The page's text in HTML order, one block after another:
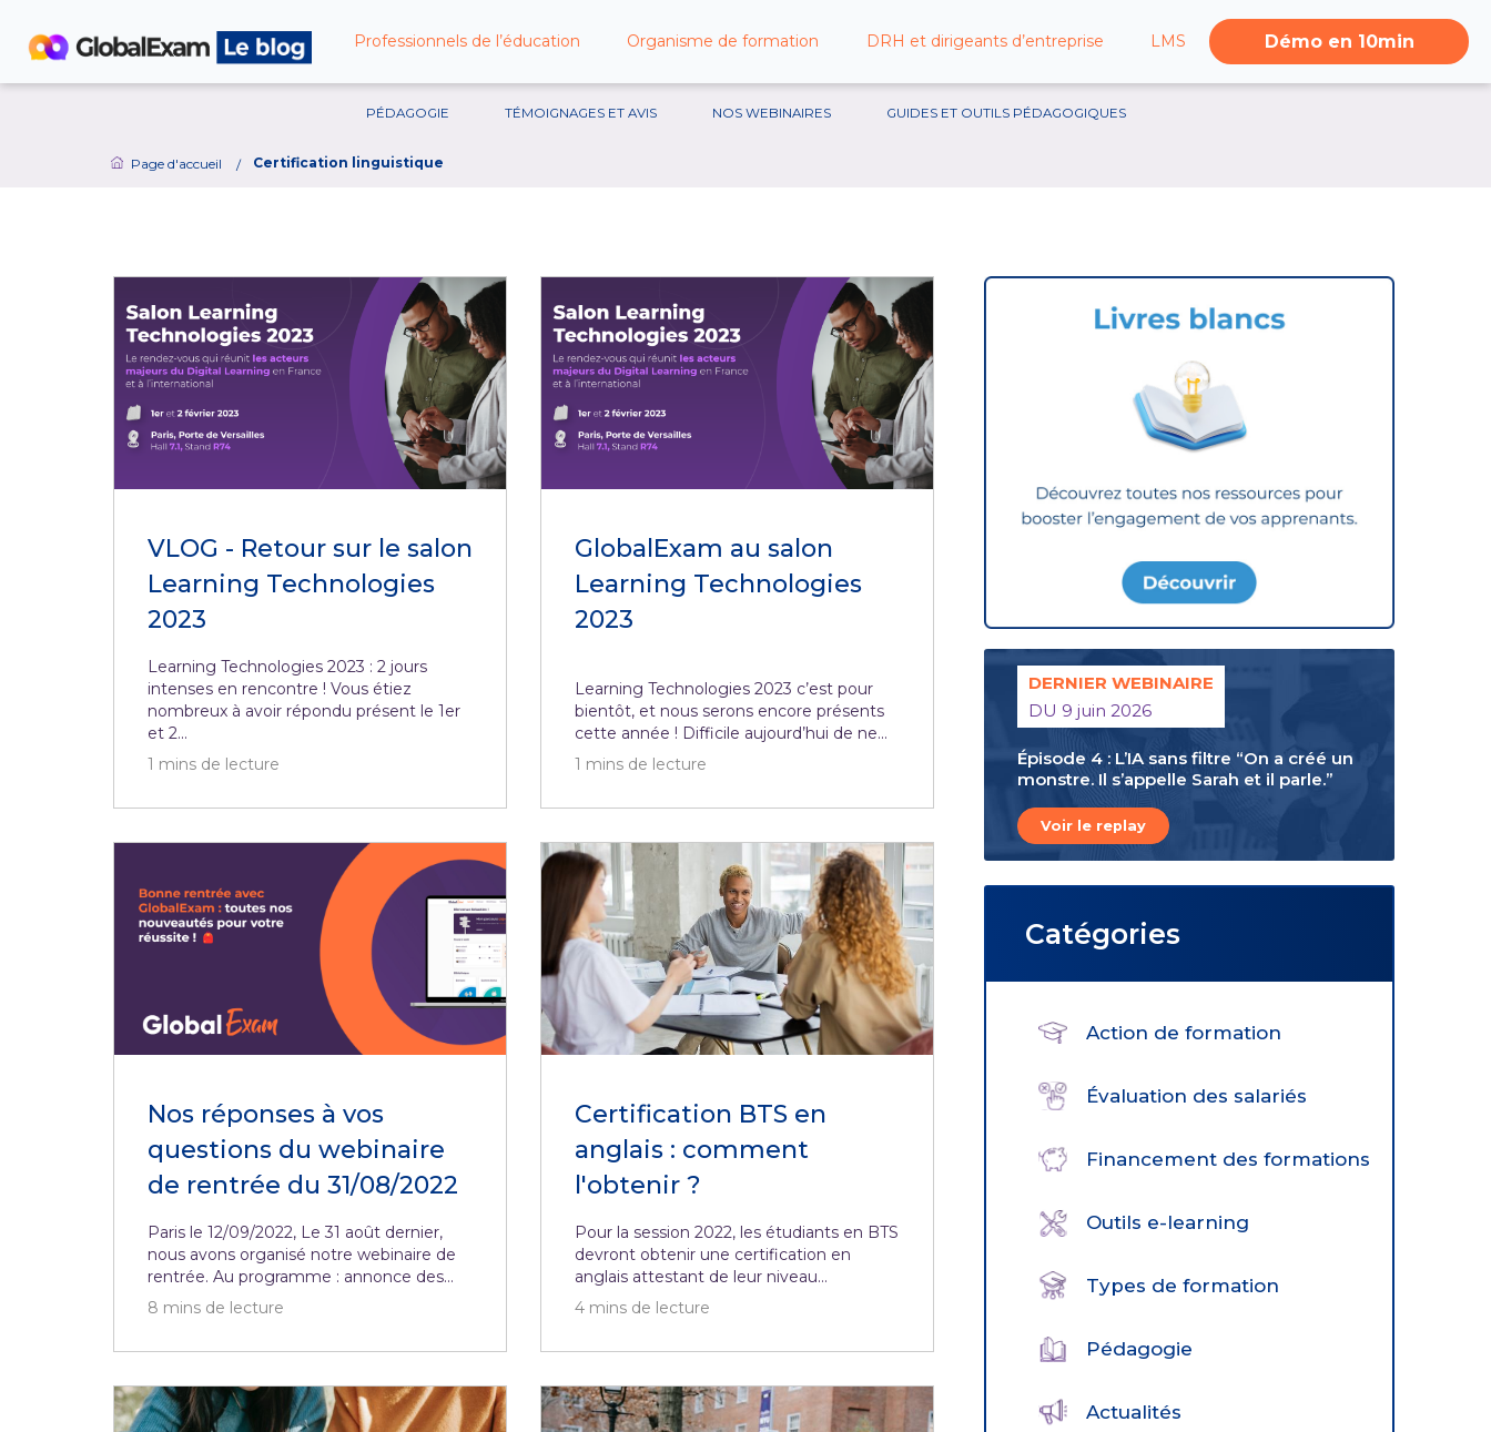
Professionnels de l’éducation Organisme de formation DRH et dirigeants d’entreprise LMS Démo en 10min
PÉDAGOGIE TÉMOIGNAGES ET AVIS NOS WEBINAIRES GUIDES ET OUTILS PÉDAGOGIQUES
Page d'accueil Certification linguistique
VLOG - Retour sur le salon
Learning Technologies
2023
Learning Technologies 2023 : 2 jours
intenses en rencontre ! Vous étiez
nombreux à avoir répondu présent le 1er
et 2...
1 mins de lecture
GlobalExam au salon
Learning Technologies
2023
Learning Technologies 2023 c’est pour
bientôt, et nous serons encore présents
cette année ! Difficile aujourd’hui de ne...
1 mins de lecture
Nos réponses à vos
questions du webinaire
de rentrée du 31/08/2022
Paris le 12/09/2022, Le 31 août dernier,
nous avons organisé notre webinaire de
rentrée. Au programme : annonce des...
8 mins de lecture
Certification BTS en
anglais : comment
l'obtenir ?
Pour la session 2022, les étudiants en BTS
devront obtenir une certification en
anglais attestant de leur niveau...
4 mins de lecture
DERNIER WEBINAIRE
DU 9 juin 2026
Épisode 4 : L’IA sans filtre “On a créé un
monstre. Il s’appelle Sarah et il parle.”
Voir le replay
Catégories
Action de formation
Évaluation des salariés
Financement des formations
Outils e-learning
Types de formation
Pédagogie
Actualités